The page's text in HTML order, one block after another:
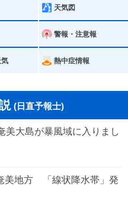
天気図
警報・注意報
気 熱中症情報
(日直予報士)
美大島が暴風域に入りまし
美地方 「線状降水帯」発